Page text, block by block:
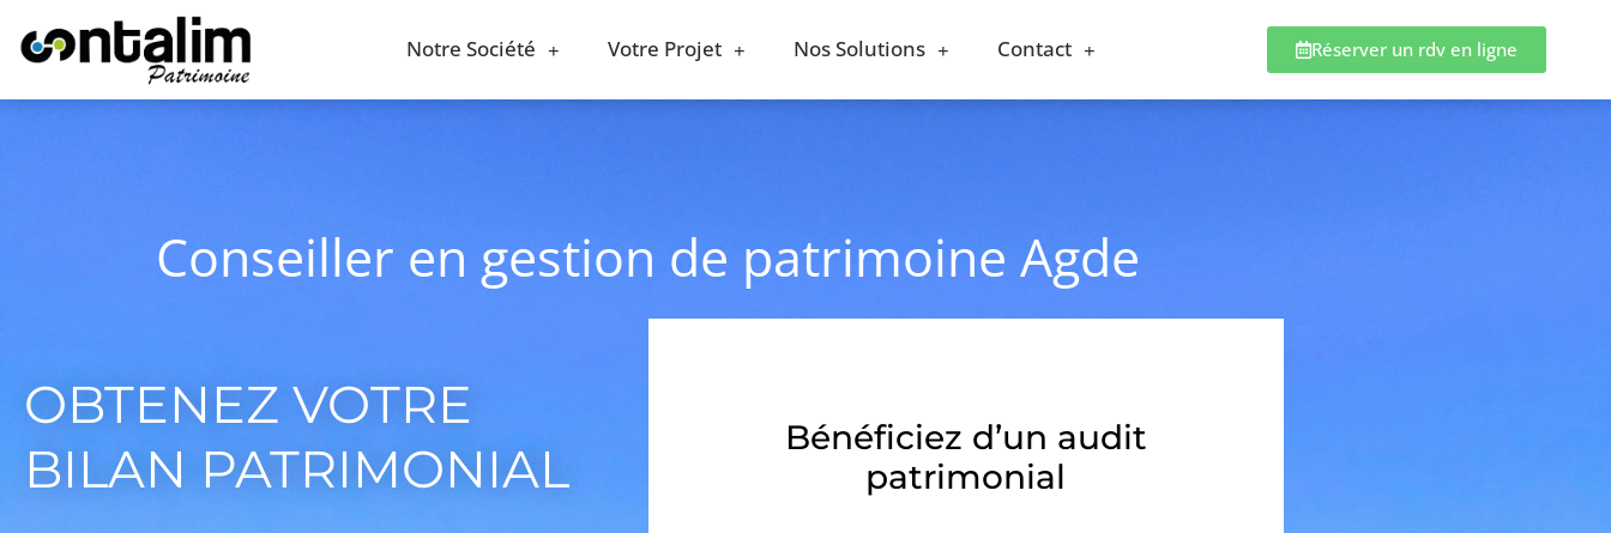
Notre Société Votre Projet Nos Solutions Contact Réserver un rdv en ligne
Conseiller en gestion de patrimoine Agde
OBTENEZ VOTRE
BILAN PATRIMONIAL
Bénéficiez d’un audit
patrimonial